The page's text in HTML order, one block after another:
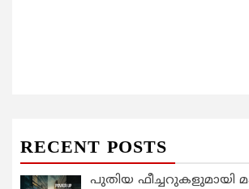
RECENT POSTS
പുതിയ ഫീച്ചറുകളുമായി